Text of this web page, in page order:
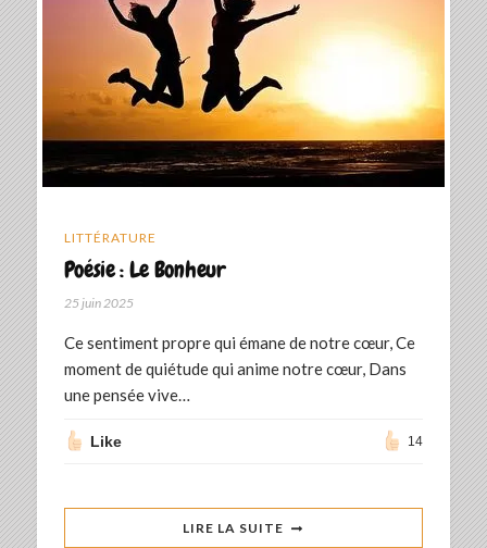
LITTÉRATURE
Poésie : Le Bonheur
25 juin 2025
Ce sentiment propre qui émane de notre cœur, Ce
moment de quiétude qui anime notre cœur, Dans
une pensée vive…
Like 14
LIRE LA SUITE